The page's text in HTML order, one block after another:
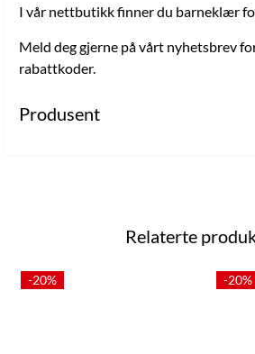
I vår nettbutikk finner du barneklær
Meld deg gjerne på vårt nyhetsbrev
rabattkoder.
Produsent
Relaterte
-20% -20%